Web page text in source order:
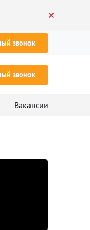
звонок
звонок
Вакансии